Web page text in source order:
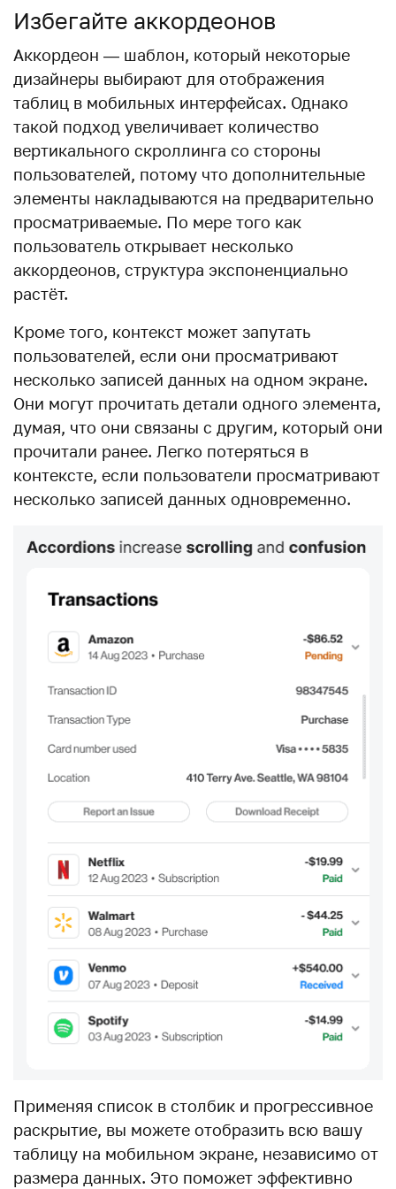
Избегайте аккордеонов
Аккордеон — шаблон, который некоторые
дизайнеры выбирают для отображения
таблиц в мобильных интерфейсах. Однако
такой подход увеличивает количество
вертикального скроллинга со стороны
пользователей, потому что дополнительные
элементы накладываются на предварительно
просматриваемые. По мере того как
пользователь открывает несколько
аккордеонов, структура экспоненциально
растёт.
Кроме того, контекст может запутать
пользователей, если они просматривают
несколько записей данных на одном экране.
Они могут прочитать детали одного элемента,
думая, что они связаны с другим, который они
прочитали ранее. Легко потеряться в
контексте, если пользователи просматривают
несколько записей данных одновременно.
Применяя список в столбик и прогрессивное
раскрытие, вы можете отобразить всю вашу
таблицу на мобильном экране, независимо от
размера данных. Это поможет эффективно